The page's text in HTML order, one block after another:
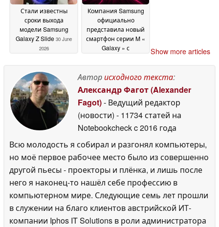
Стали известны
сроки выхода
модели Samsung
Galaxy Z Slide 30 June
2026
Компания Samsung
официально
представила новый
смартфон серии M «
Galaxy » с
29 June 2026
Show more articles
Авторисходного текста:
Александр Фагот (Alexander
Fagot)- Ведущий редактор
(новости) - 11734 статей на
Notebookcheckc 2016 года
Всю молодость я собирал и разгонял компьютеры,
но моё первое рабочее место было из совершенно
другой пьесы - проекторы и плёнка, и лишь после
него я наконец-то нашёл себе профессию в
компьютерном мире. Следующие семь лет прошли
в служении на благо клиентов австрийской ИТ-
компании Iphos IT Solutions в роли администратора